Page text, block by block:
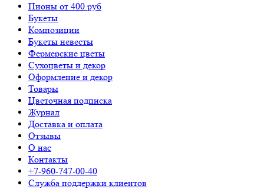
Пионы от 400 руб
Букеты
Композиции
Букеты невесты
Фермерские цветы
Сухоцветы и декор
Оформление и декор
Товары
Цветочная подписка
Журнал
Доставка и оплата
Отзывы
О нас
Контакты
+7-960-747-00-40
Служба поддержки клиентов